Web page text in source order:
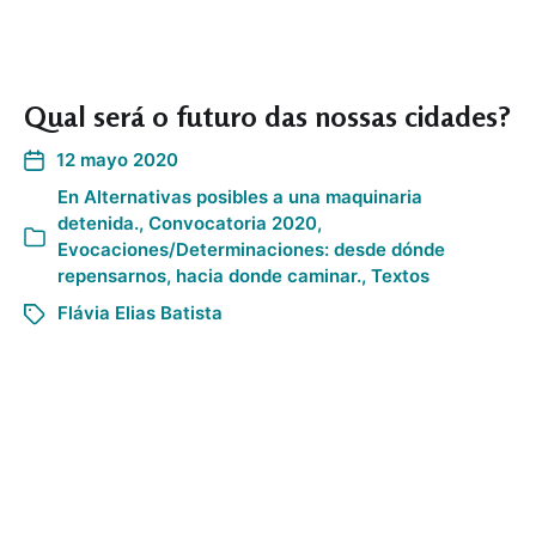
Qual será o futuro das nossas cidades?
12 mayo 2020
En Alternativas posibles a una maquinaria
detenida., Convocatoria 2020,
Evocaciones/Determinaciones: desde dónde
repensarnos, hacia donde caminar., Textos
Flávia Elias Batista